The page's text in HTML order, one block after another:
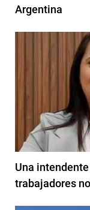
Argentina
Una
trabajadores